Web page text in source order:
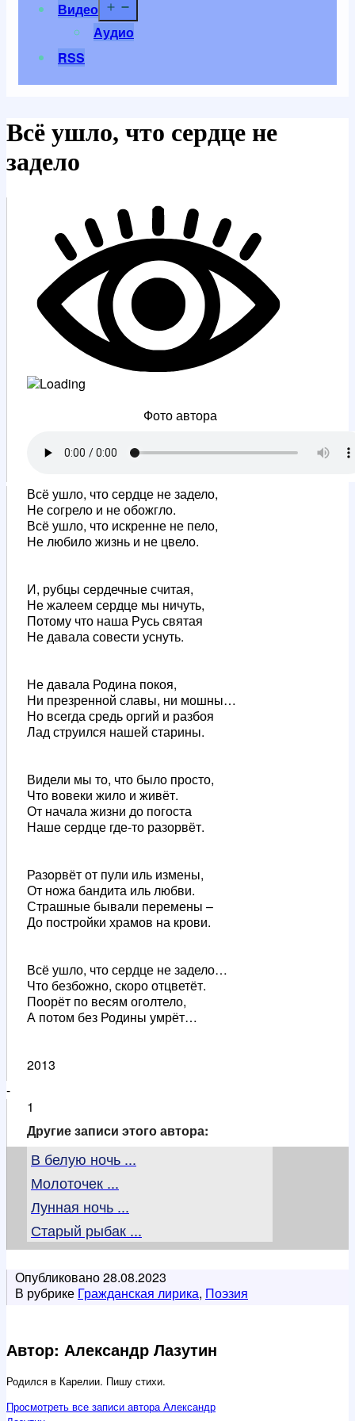
Видео
Аудио
RSS
Всё ушло, что сердце не
задело
Фото автора
Всё ушло, что сердце не задело,
Не согрело и не обожгло.
Всё ушло, что искренне не пело,
Не любило жизнь и не цвело.
И, рубцы сердечные считая,
Не жалеем сердце мы ничуть,
Потому что наша Русь святая
Не давала совести уснуть.
Не давала Родина покоя,
Ни презренной славы, ни мошны…
Но всегда средь оргий и разбоя
Лад струился нашей старины.
Видели мы то, что было просто,
Что вовеки жило и живёт.
От начала жизни до погоста
Наше сердце где-то разорвёт.
Разорвёт от пули иль измены,
От ножа бандита иль любви.
Страшные бывали перемены –
До постройки храмов на крови.
Всё ушло, что сердце не задело…
Что безбожно, скоро отцветёт.
Поорёт по весям оголтело,
А потом без Родины умрёт…
2013
-
1
Другие записи этого автора:
В белую ночь ...
Молоточек ...
Лунная ночь ...
Старый рыбак ...
Опубликовано28.08.2023
В рубрике Гражданская лирика, Поэзия
Автор: Александр Лазутин
Родился в Карелии. Пишу стихи.
Просмотреть все записи автора Александр